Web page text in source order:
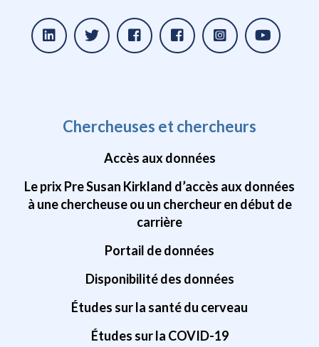
Chercheuses et chercheurs
Accès aux données
Le prix Pre Susan Kirkland d’accès aux données
à une chercheuse ou un chercheur en début de
carrière
Portail de données
Disponibilité des données
Études sur la santé du cerveau
Études sur la COVID-19